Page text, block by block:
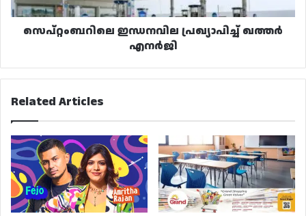
സെപ്റ്റംബറിലെ ഇന്ധനവില പ്രഖ്യാപിച്ച് ഖത്തർ
എനർജി
Related Articles